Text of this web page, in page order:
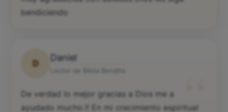
bendiciendo
D
Daniel
“
De verdad lo mejor gracias a Dios me a
ayudado mucho.!! En mi crecimiento espiritual